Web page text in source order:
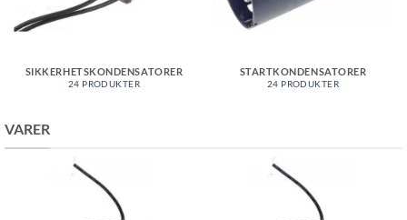
SIKKERHETSKONDENSATORER
24 PRODUKTER
STARTKONDENSATORER
24 PRODUKTER
VARER